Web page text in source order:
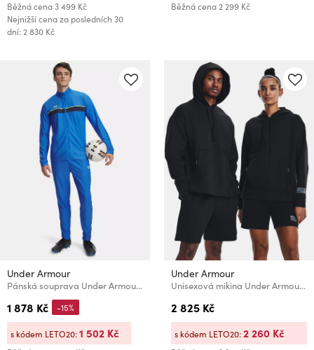
Běžná cena3 499 Kč
Nejnižší cena za posledních 30
dní: 2 830 Kč
Běžná cena2 299 Kč
Under Armour
Pánská souprava Under Armour UA M Challenger Tracksuit-BLU
1 878 Kč -15%
s kódem LETO20:1 502 Kč
Under Armour
Unisexová mikina Under Armour UA Summit Knit Hoodie
2 825 Kč
s kódem LETO20:2 260 Kč